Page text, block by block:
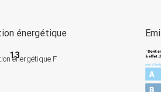
énergétique
13